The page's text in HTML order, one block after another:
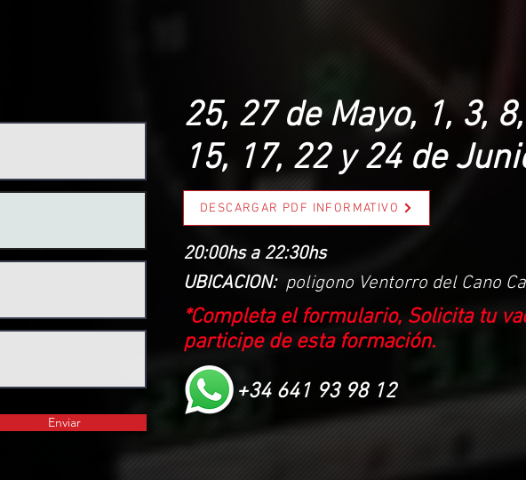
Enviar
UBICACION: poligono Ventorro del Cano
*Completa el formulario, Solicita tu
participe de esta formación.
25, 27 de Mayo, 1, 3,
15, 17, 22 y 24 de
+34 641 93 98 12
20:00hs a 22:30hs
DESCARGAR PDF INFORMATIVO